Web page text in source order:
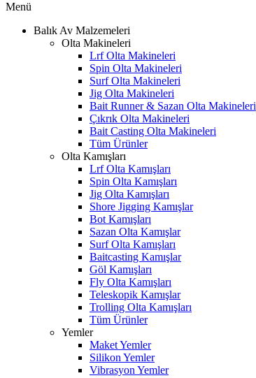
Menü
Balık Av Malzemeleri
Olta Makineleri
Lrf Olta Makineleri
Spin Olta Makineleri
Surf Olta Makineleri
Jig Olta Makineleri
Bait Runner & Sazan Olta Makineleri
Çıkrık Olta Makineleri
Bait Casting Olta Makineleri
Tüm Ürünler
Olta Kamışları
Lrf Olta Kamışları
Spin Olta Kamışları
Jig Olta Kamışları
Shore Jigging Kamışlar
Bot Kamışları
Sazan Olta Kamışlar
Surf Olta Kamışları
Baitcasting Kamışlar
Göl Kamışları
Fly Olta Kamışları
Teleskopik Kamışlar
Trolling Olta Kamışları
Tüm Ürünler
Yemler
Maket Yemler
Silikon Yemler
Vibrasyon Yemler